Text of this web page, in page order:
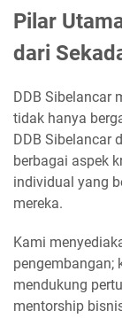
Pilar
dari
DDB Sibelancar
tidak hanya
DDB Sibelancar
berbagai aspek
individual yang
mereka.
Kami
pengembangan;
mendukung
mentorship